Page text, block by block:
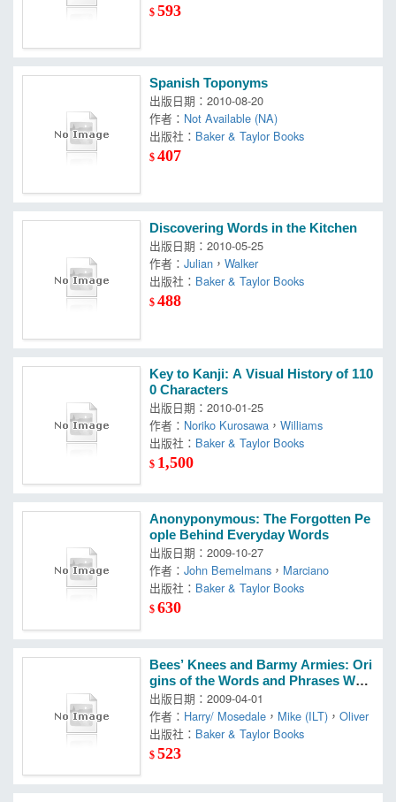
$593
Spanish Toponyms
出版日期：2010-08-20
作者： Not Available (NA)
出版社： Baker & Taylor Books
$407
Discovering Words in the Kitchen
出版日期：2010-05-25
作者：Julian ，Walker
出版社： Baker & Taylor Books
$488
Key to Kanji: A Visual History of 110
0 Characters
出版日期：2010-01-25
作者： Noriko Kurosawa ，Williams
出版社： Baker & Taylor Books
$ 1,500
Anonyponymous: The Forgotten Pe
ople Behind Everyday Words
出版日期：2009-10-27
作者：John Bemelmans ， Marciano
出版社： Baker & Taylor Books
$630
Bees’ Knees and Barmy Armies: Ori
gins of the Words and Phrases We
Use Every Day
出版日期：2009-04-01
作者： Harry/ Mosedale ， Mike (ILT) ，Oliver
出版社： Baker & Taylor Books
$523